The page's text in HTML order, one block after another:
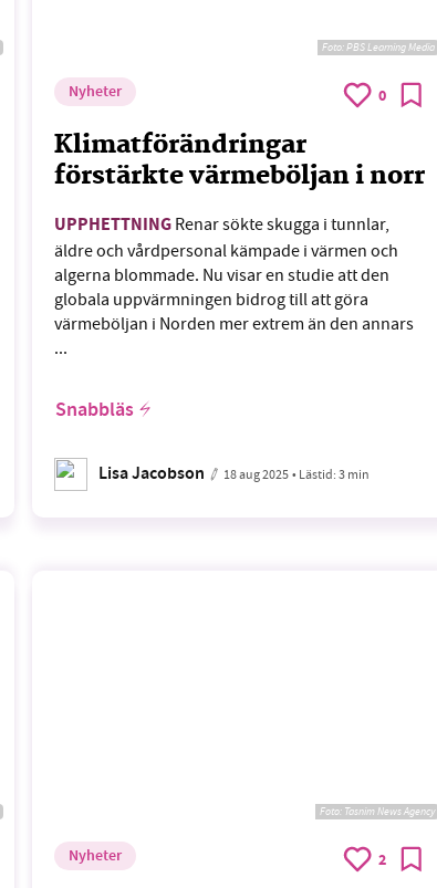
Foto:PBS Learning Media
Nyheter 0
Klimatförändringar
förstärkte värmeböljan i norr
UPPHETTNINGRenar sökte skugga i tunnlar,
äldre och vårdpersonal kämpade i värmen och
algerna blommade. Nu visar en studie att den
globala uppvärmningen bidrog till att göra
värmeböljan i Norden mer extrem än den annars
...
Snabbläs
Lisa Jacobson 18 aug 2025 • Lästid:3 min
Foto: Tasnim News Agency
Nyheter 2